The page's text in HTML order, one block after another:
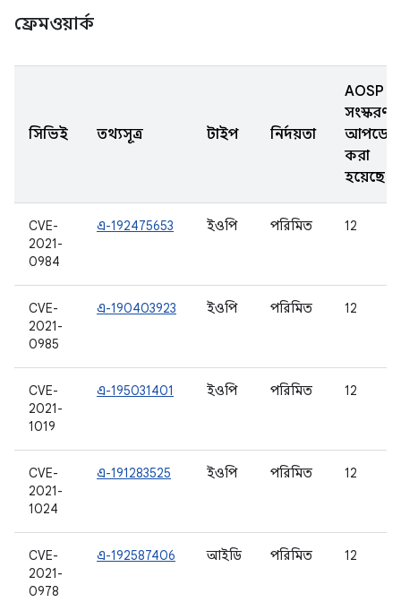
ফ্রেমওয়ার্ক
সিভিই তথ্যসূত্র টাইপ নির্দয়তা
AOSP
সংস্করণ
আপডেট
করা
হয়েছে
CVE-
2021-
0984
এ-192475653 ইওপি পরিমিত 12
CVE-
2021-
0985
এ-190403923 ইওপি পরিমিত 12
CVE-
2021-
1019
এ-195031401 ইওপি পরিমিত 12
CVE-
2021-
1024
এ-191283525 ইওপি পরিমিত 12
CVE-
2021-
0978
এ-192587406 আইডি পরিমিত 12